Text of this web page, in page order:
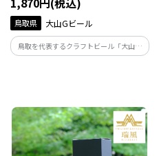
鳥取県 大山Gビール
鳥取を代表するクラフトビール「大山Ｇ
ビール」とＪＲ西日本とのコラボ商